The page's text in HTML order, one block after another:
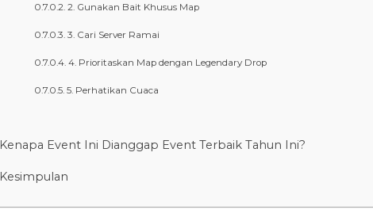
2. Gunakan Bait Khusus Map
3. Cari Server Ramai
4. Prioritaskan Map dengan Legendary Drop
5. Perhatikan Cuaca
Kenapa Event Ini Dianggap Event Terbaik Tahun Ini?
Kesimpulan